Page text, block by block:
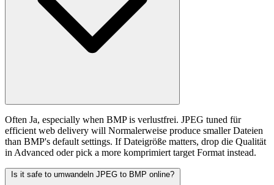
Often Ja, especially when BMP is verlustfrei. JPEG tuned für
efficient web delivery will Normalerweise produce smaller Dateien
than BMP's default settings. If Dateigröße matters, drop die Qualität
in Advanced oder pick a more komprimiert target Format instead.
Is it safe to umwandeln JPEG to BMP online?